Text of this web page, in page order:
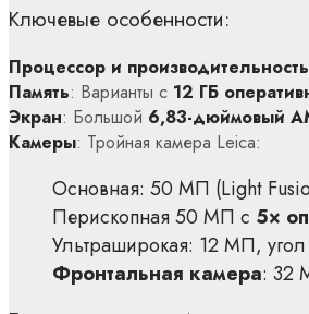
Ключевые особенности:
Процессор и производительность
Память: Варианты с 12 ГБ
Экран: Большой 6,83-дюймовый
Камеры: Тройная камера Leica:
Основная: 50 МП (Light
Перископная 50 МП с 5×
Ультраширокая: 12 МП,
Фронтальная камера: 32